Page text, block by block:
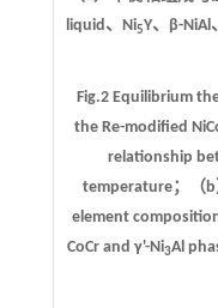
liquid、Ni5Y、β-NiAl
Fig.2 Equilibrium
the Re-modified
relationship
temperature；（
element
CoCr and γ'-Ni3Al